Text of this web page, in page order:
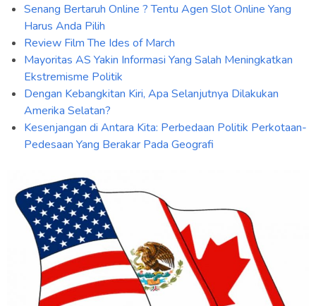
Senang Bertaruh Online ? Tentu Agen Slot Online Yang
Harus Anda Pilih
Review Film The Ides of March
Mayoritas AS Yakin Informasi Yang Salah Meningkatkan
Ekstremisme Politik
Dengan Kebangkitan Kiri, Apa Selanjutnya Dilakukan
Amerika Selatan?
Kesenjangan di Antara Kita: Perbedaan Politik Perkotaan-
Pedesaan Yang Berakar Pada Geografi